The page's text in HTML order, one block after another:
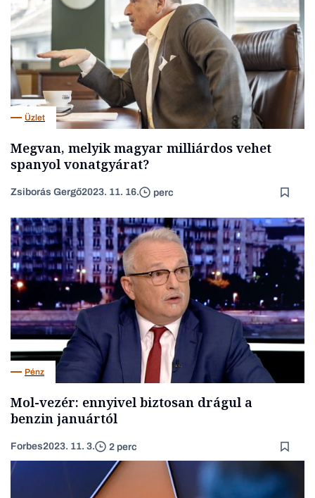
Üzlet
Megvan, melyik magyar milliárdos vehet
spanyol vonatgyárat?
Zsiborás Gergő2023. 11. 16. perc
Pénz
Mol-vezér: ennyivel biztosan drágul a
benzin januártól
Forbes2023. 11. 3. 2 perc